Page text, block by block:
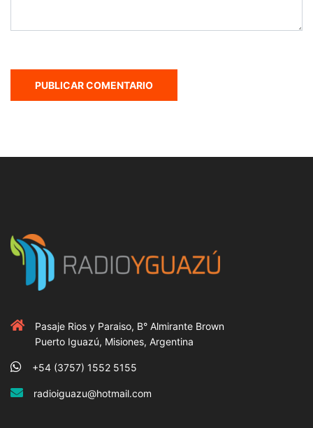
Pasaje Rios y Paraiso, B° Almirante Brown
Puerto Iguazú, Misiones, Argentina
+54 (3757) 1552 5155
radioiguazu@hotmail.com